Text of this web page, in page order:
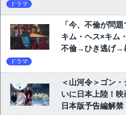
ドラマ
「今、不倫が問
キム・ヘス×キム
不倫→ひき逃げ→
ドラマ
＜山河令＞ゴン
いに日本上陸！映
日本版予告編解禁